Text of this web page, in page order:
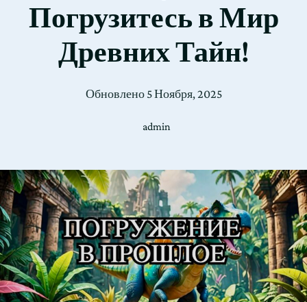
Погрузитесь в Мир
Древних Тайн!
Обновлено 5 Ноября, 2025
admin